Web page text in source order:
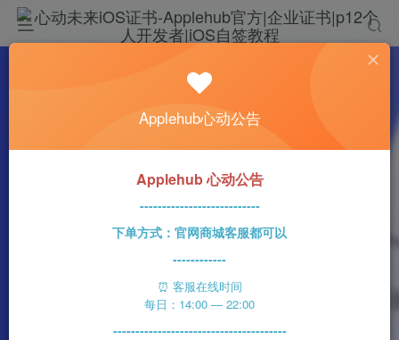
科技资讯
xrOS已经由一家名为Deep Dive LLC的公司在
新西兰注册
2023-05-21 n1ght_Ra1n
Applehub心动公告
Applehub 心动公告
---------------------------
下单方式：官网商城客服都可以
------------
⏰ 客服在线时间
每日：14:00 — 22:00
---------------------------------------